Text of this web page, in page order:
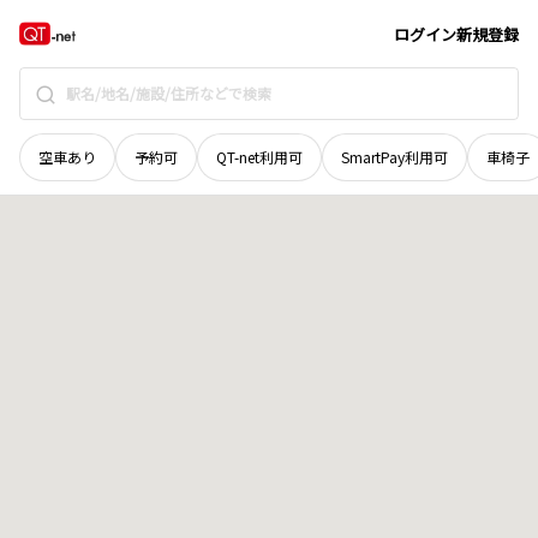
ログイン新規登録
空車あり 予約可 QT-net利用可 SmartPay利用可 車椅子
広島県